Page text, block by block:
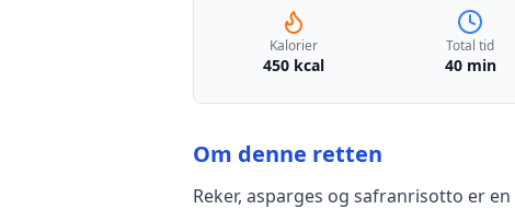
Kalorier
450 kcal
Total tid
40 min
Om denne retten
Reker, asparges og safranrisotto er en